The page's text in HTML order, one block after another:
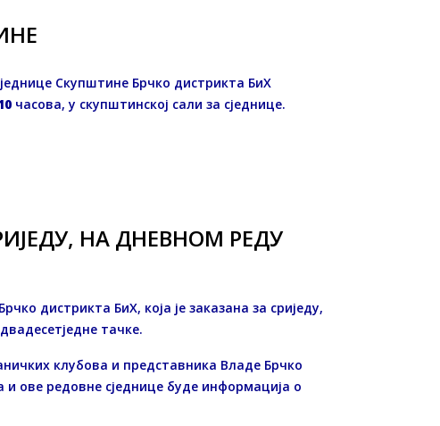
Скупштине Брчко дистрикта БиХ
часова, у скупштинској сали за сједнице.
НА ДНЕВНОМ РЕДУ
дистрикта БиХ, која је заказана за сриједу,
тачке.
клубова и представника Владе Брчко
ове редовне сједнице буде информација о